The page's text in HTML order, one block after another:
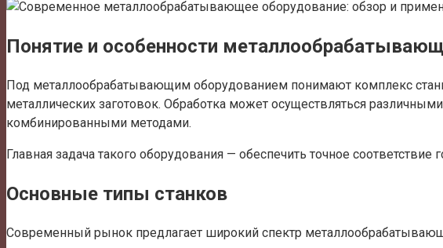
Понятие и особенности
Под металлообрабатывающим оборудованием понимают комплекс
металлических заготовок. Обработка может осуществляться
комбинированными методами.
Главная задача такого оборудования — обеспечить точное
Основные типы станков
Современный рынок предлагает широкий спектр